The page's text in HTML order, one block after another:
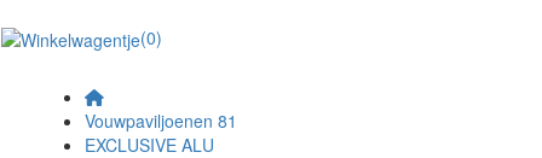
(0)
Vouwpaviljoenen 81
EXCLUSIVE ALU